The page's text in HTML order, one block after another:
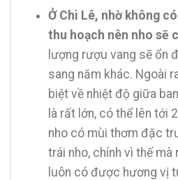
Ở Chi Lê, nhờ không
thu hoạch nên nho sẽ
lượng rượu vang sẽ ổn
sang năm khác. Ngoài
biệt về nhiệt độ giữa
là rất lớn, có thể lên tới
nho có mùi thơm đặc
trái nho, chính vì thế mà
luôn có được hương vị